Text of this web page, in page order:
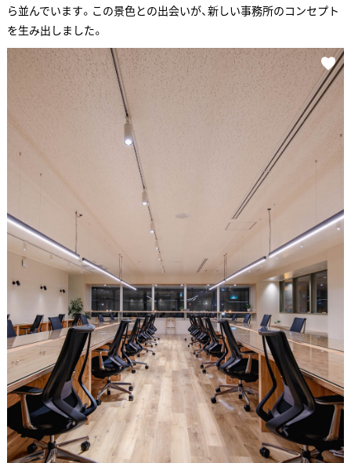
ら並んでいます。この景色との出会いが、新しい事務所のコンセプト
を生み出しました。